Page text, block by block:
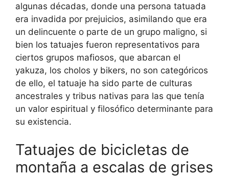
algunas décadas, donde una persona tatuada
era invadida por prejuicios, asimilando que era
un delincuente o parte de un grupo maligno, si
bien los tatuajes fueron representativos para
ciertos grupos mafiosos, que abarcan el
yakuza, los cholos y bikers, no son categóricos
de ello, el tatuaje ha sido parte de culturas
ancestrales y tribus nativas para las que tenía
un valor espiritual y filosófico determinante para
su existencia.
Tatuajes de bicicletas de
montaña a escalas de grises